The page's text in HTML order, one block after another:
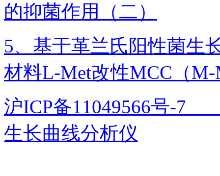
的抑菌作用（二）
5、基于革兰氏阳性菌生
材料L-Met改性MCC（
沪ICP备11049566号
生长曲线分析仪